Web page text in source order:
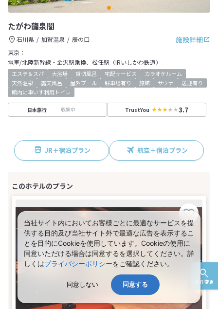
条件変更
たがわ龍泉閣
施設詳細
石川県 加賀温泉
辰の口
東京：
電車/北陸新幹線・金沢駅乗換、松任駅（IRいしかわ鉄道）
エステ＆スパ 大浴場 貸切風呂 宅配サービス
カラオケルーム
天然温泉
露天風呂 屋外プール 駐車場有り 旅館 サウナ
送迎有り
館内に車いす利用トイレ
日本旅行 収集中 TrustYou 3.7
JR＋宿泊プラン 航空＋宿泊プラン
当社サイト内においてお客様ごとに最適なサービスを提
供する目的及び当社サイト外で最適な広告を表示するこ
とを目的にCookieを使用しています。Cookieの使用に
同意いただける場合は同意するを選択してください。詳
しくはプライバシーポリシーをご確認ください。
同意しない 同意する